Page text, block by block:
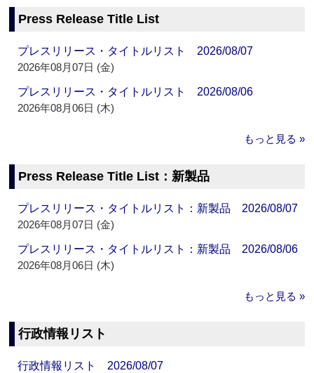
Press Release Title List
プレスリリース・タイトルリスト 2026/08/07
2026年08月07日 (金)
プレスリリース・タイトルリスト 2026/08/06
2026年08月06日 (木)
もっと見る »
Press Release Title List：新製品
プレスリリース・タイトルリスト：新製品 2026/08/07
2026年08月07日 (金)
プレスリリース・タイトルリスト：新製品 2026/08/06
2026年08月06日 (木)
もっと見る »
行政情報リスト
行政情報リスト 2026/08/07